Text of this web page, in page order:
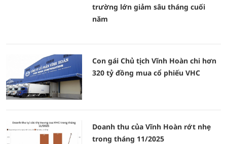
trường lớn giảm sâu tháng cuối
năm
Con gái Chủ tịch Vĩnh Hoàn chi hơn
320 tỷ đồng mua cổ phiếu VHC
Doanh thu của Vĩnh Hoàn rớt nhẹ
trong tháng 11/2025